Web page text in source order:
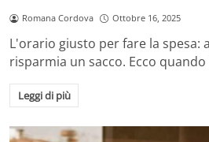
Romana Cordova Ottobre 16, 2025
L'orario giusto per fare la spesa:
risparmia un sacco. Ecco
Leggi di più